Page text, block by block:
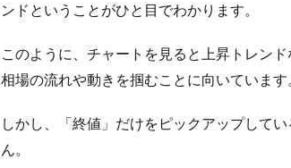
ンドということがひと目でわかります。
このように、チャートを見ると上昇トレン
相場の流れや動きを掴むことに向いています
しかし、「終値」だけをピックアップして
ん。